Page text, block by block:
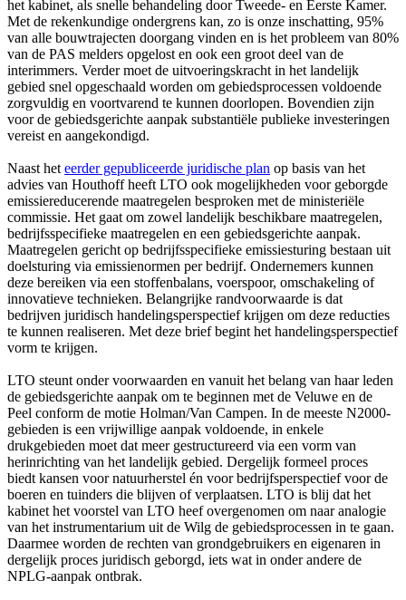
het kabinet, als snelle behandeling door Tweede- en Eerste Kamer.
Met de rekenkundige ondergrens kan, zo is onze inschatting, 95%
van alle bouwtrajecten doorgang vinden en is het probleem van 80%
van de PAS melders opgelost en ook een groot deel van de
interimmers. Verder moet de uitvoeringskracht in het landelijk
gebied snel opgeschaald worden om gebiedsprocessen voldoende
zorgvuldig en voortvarend te kunnen doorlopen. Bovendien zijn
voor de gebiedsgerichte aanpak substantiële publieke investeringen
vereist en aangekondigd.
Naast het eerder gepubliceerde juridische plan op basis van het
advies van Houthoff heeft LTO ook mogelijkheden voor geborgde
emissiereducerende maatregelen besproken met de ministeriële
commissie. Het gaat om zowel landelijk beschikbare maatregelen,
bedrijfsspecifieke maatregelen en een gebiedsgerichte aanpak.
Maatregelen gericht op bedrijfsspecifieke emissiesturing bestaan uit
doelsturing via emissienormen per bedrijf. Ondernemers kunnen
deze bereiken via een stoffenbalans, voerspoor, omschakeling of
innovatieve technieken. Belangrijke randvoorwaarde is dat
bedrijven juridisch handelingsperspectief krijgen om deze reducties
te kunnen realiseren. Met deze brief begint het handelingsperspectief
vorm te krijgen.
LTO steunt onder voorwaarden en vanuit het belang van haar leden
de gebiedsgerichte aanpak om te beginnen met de Veluwe en de
Peel conform de motie Holman/Van Campen. In de meeste N2000-
gebieden is een vrijwillige aanpak voldoende, in enkele
drukgebieden moet dat meer gestructureerd via een vorm van
herinrichting van het landelijk gebied. Dergelijk formeel proces
biedt kansen voor natuurherstel én voor bedrijfsperspectief voor de
boeren en tuinders die blijven of verplaatsen. LTO is blij dat het
kabinet het voorstel van LTO heef overgenomen om naar analogie
van het instrumentarium uit de Wilg de gebiedsprocessen in te gaan.
Daarmee worden de rechten van grondgebruikers en eigenaren in
dergelijk proces juridisch geborgd, iets wat in onder andere de
NPLG-aanpak ontbrak.